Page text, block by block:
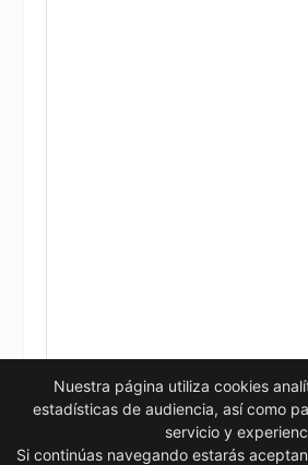
Nuestra página utiliza cookies
estadísticas de audiencia, así como
servicio y
Si continúas navegando estarás